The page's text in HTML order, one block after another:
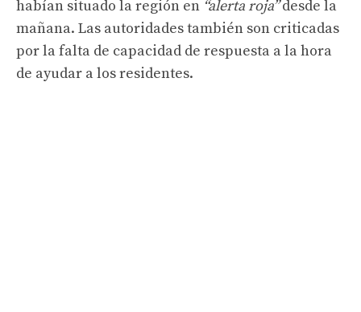
habían situado la región en “alerta roja”desde la
mañana. Las autoridades también son criticadas
por la falta de capacidad de respuesta a la hora
de ayudar a los residentes.